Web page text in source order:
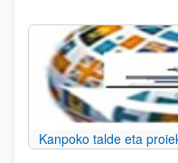
Kanpoko talde eta